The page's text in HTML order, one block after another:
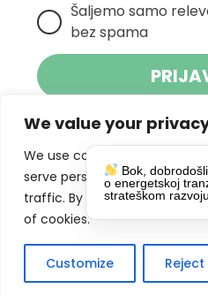
We value your
We use cookies to enhance
serve personalized ads or
traffic. By clicking "Accept
of cookies.
Customize Reject
Šaljemo samo
bez spama
Klikom na gumb
primanje novosti
slažete spolitikom
DRUŠTVENE
Bok,
o energetskoj
strateškom